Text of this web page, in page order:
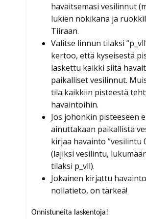
havaitsemasi vesilinnut
lukien nokikana ja
Tiiraan.
Valitse linnun tilaksi
kertoo, että kyseisestä
laskettu kaikki siitä
paikalliset vesilinnut.
tila kaikkiin pisteestä
havaintoihin.
Jos johonkin pisteeseen
ainuttakaan paikallista
kirjaa havainto ”vesilintu
(lajiksi vesilintu,
tilaksi p_vll).
Jokainen kirjattu
nollatieto, on tärkeä!
Onnistuneita laskentoja!